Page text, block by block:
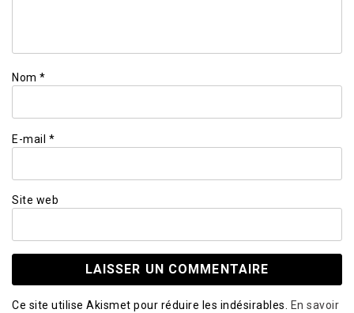
Nom *
E-mail *
Site web
Ce site utilise Akismet pour réduire les indésirables.
En savoir